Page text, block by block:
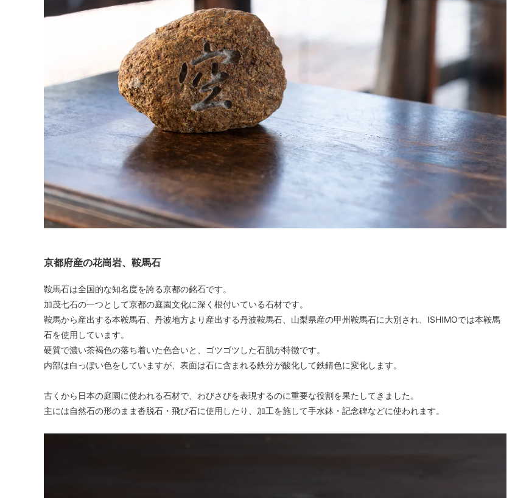
京都府産の花崗岩、鞍馬石
鞍馬石は全国的な知名度を誇る京都の銘石です。
加茂七石の一つとして京都の庭園文化に深く根付いている石材です。
鞍馬から産出する本鞍馬石、丹波地方より産出する丹波鞍馬石、山梨県産の甲州鞍馬石に大別され、ISHIMOでは本鞍馬
石を使用しています。
硬質で濃い茶褐色の落ち着いた色合いと、ゴツゴツした石肌が特徴です。
内部は白っぽい色をしていますが、表面は石に含まれる鉄分が酸化して鉄錆色に変化します。
古くから日本の庭園に使われる石材で、わびさびを表現するのに重要な役割を果たしてきました。
主には自然石の形のまま沓脱石・飛び石に使用したり、加工を施して手水鉢・記念碑などに使われます。